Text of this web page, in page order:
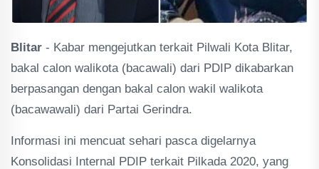
Blitar - Kabar mengejutkan terkait Pilwali Kota Blitar,
bakal calon walikota (bacawali) dari PDIP dikabarkan
berpasangan dengan bakal calon wakil walikota
(bacawawali) dari Partai Gerindra.
Informasi ini mencuat sehari pasca digelarnya
Konsolidasi Internal PDIP terkait Pilkada 2020, yang